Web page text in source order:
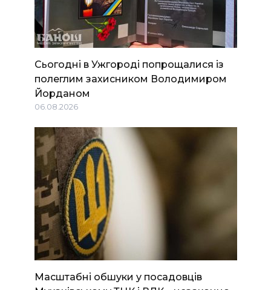
Сьогодні в Ужгороді попрощалися із
полеглим захисником Володимиром
Йорданом
06.08.2026
Масштабні обшуки у посадовців